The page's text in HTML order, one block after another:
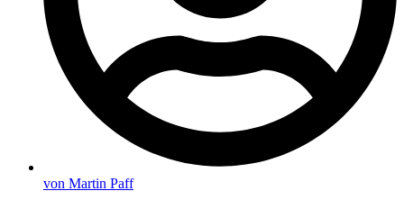
von Martin Paff